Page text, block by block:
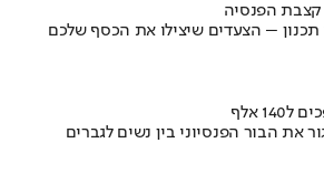
קצבת הפנסיה
– הצעדים שיצילו את הכסף שלכם
את הבור הפנסיוני בין נשים לגברים